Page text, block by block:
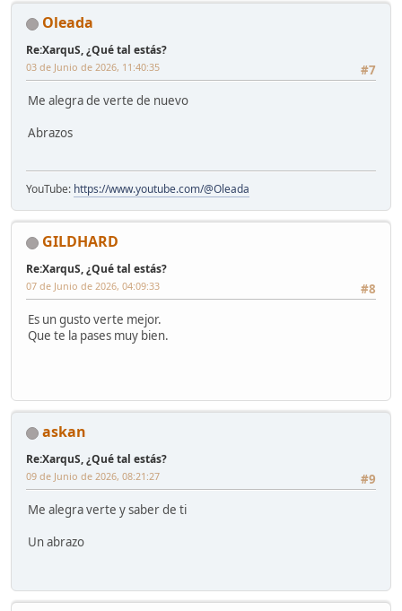
Oleada
Re:XarquS, ¿Qué tal estás?
#7
03 de Junio de 2026, 11:40:35
Me alegra de verte de nuevo
Abrazos
YouTube: https://www.youtube.com/@Oleada
GILDHARD
Re:XarquS, ¿Qué tal estás?
#8
07 de Junio de 2026, 04:09:33
Es un gusto verte mejor.
Que te la pases muy bien.
askan
Re:XarquS, ¿Qué tal estás?
#9
09 de Junio de 2026, 08:21:27
Me alegra verte y saber de ti
Un abrazo